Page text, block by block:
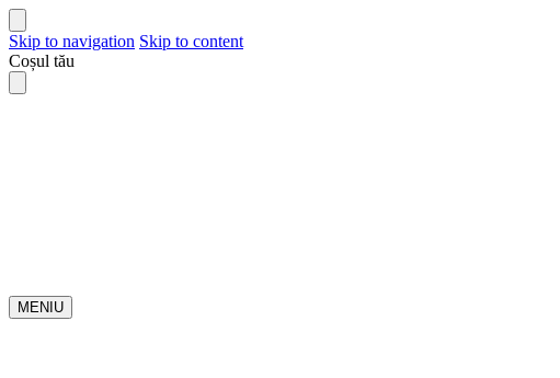
Skip to navigation Skip to content
Coșul tău
MENIU